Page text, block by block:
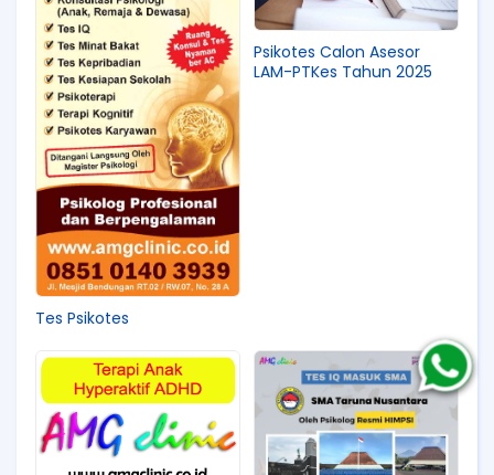
Tes Psikotes
Psikotes Calon Asesor
LAM-PTKes Tahun 2025